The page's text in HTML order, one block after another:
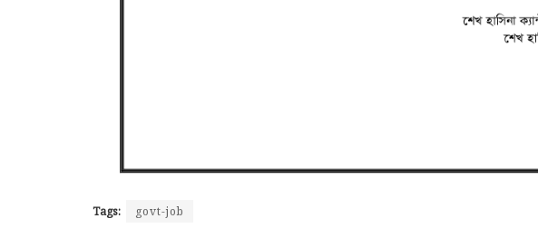
Tags: govt-job